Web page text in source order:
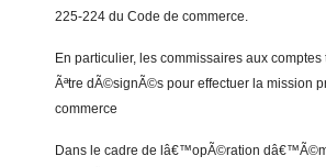
225-224 du Code de commerce.
En particulier, les commissaires aux
Ãªtre dÃ©signÃ©s pour effectuer la mission
commerce
Dans le cadre de lâ€™opÃ©ration